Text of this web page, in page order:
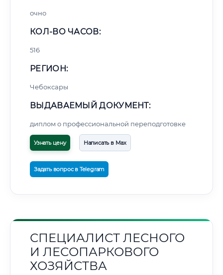
очно
КОЛ-ВО ЧАСОВ:
516
РЕГИОН:
Чебоксары
ВЫДАВАЕМЫЙ ДОКУМЕНТ:
диплом о профессиональной переподготовке
Узнать цену Написать в Max
Задать вопрос в Telegram
СПЕЦИАЛИСТ ЛЕСНОГО
И ЛЕСОПАРКОВОГО
ХОЗЯЙСТВА